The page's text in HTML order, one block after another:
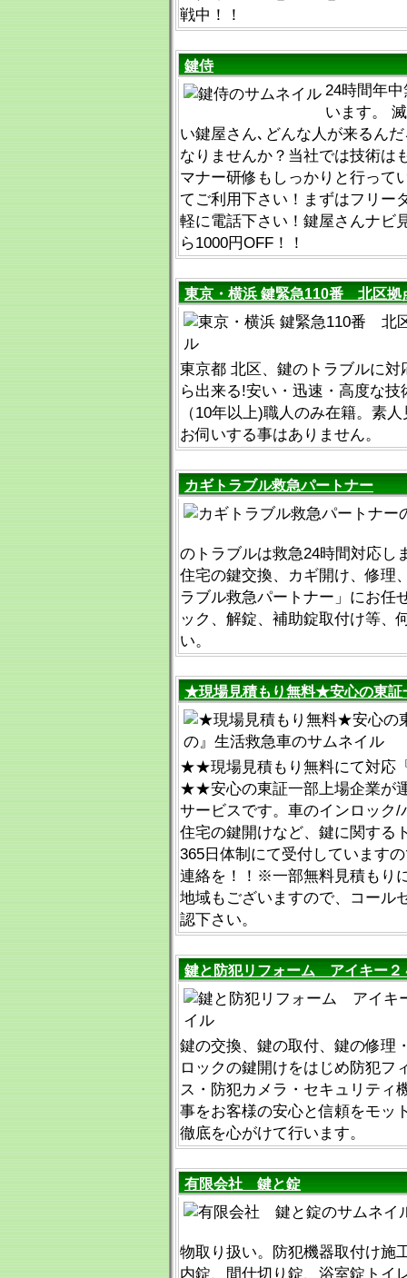
戦中！！
鍵侍
24時間年
います。
い鍵屋さん､どんな人が来るん
なりませんか？当社では技術は
マナー研修もしっかりと行って
てご利用下さい！まずはフリー
軽に電話下さい！鍵屋さんナビ
ら1000円OFF！！
東京・横浜 鍵緊急110番 北区拠
東京都 北区、鍵のトラブルに対
ら出来る!安い・迅速・高度な
（10年以上)職人のみ在籍。素
お伺いする事はありません。
カギトラブル救急パートナー
のトラブルは救急24時間対応し
住宅の鍵交換、カギ開け、修理
ラブル救急パートナー」にお任
ック、解錠、補助錠取付け等、
い。
★現場見積もり無料★安心の東証
★★現場見積もり無料にて対応
★★安心の東証一部上場企業が
サービスです。車のインロック/
住宅の鍵開けなど、鍵に関する
365日体制にて受付しています
連絡を！！※一部無料見積もり
地域もございますので、コール
認下さい。
鍵と防犯リフォーム アイキー２
鍵の交換、鍵の取付、鍵の修理
ロックの鍵開けをはじめ防犯フ
ス・防犯カメラ・セキュリティ
事をお客様の安心と信頼をモッ
徹底を心がけて行います。
有限会社 鍵と錠
物取り扱い。防犯機器取付け施
内錠、間仕切り錠、浴室錠トイ